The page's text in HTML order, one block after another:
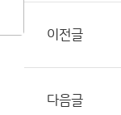
이전글
다음글